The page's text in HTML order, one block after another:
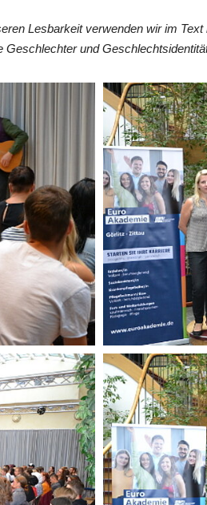
Lesbarkeit verwenden wir im
Geschlechter und